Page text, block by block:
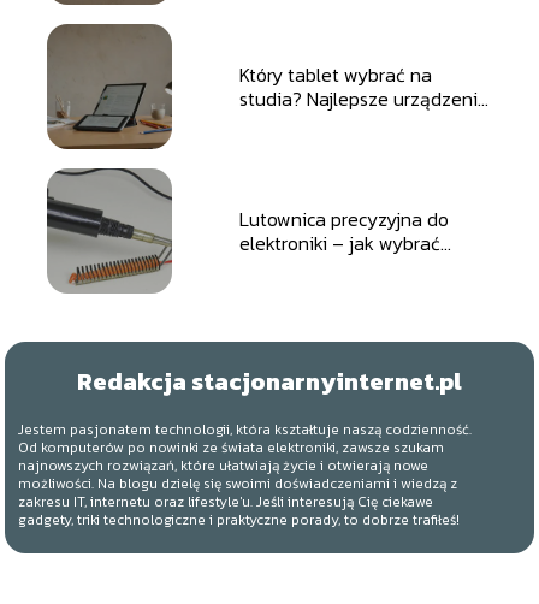
Który tablet wybrać na
studia? Najlepsze urządzenia
Lutownica precyzyjna do
elektroniki – jak wybrać
Redakcja stacjonarnyinternet.pl
Jestem pasjonatem technologii, która kształtuje naszą codzienność.
Od komputerów po nowinki ze świata elektroniki, zawsze szukam
najnowszych rozwiązań, które ułatwiają życie i otwierają nowe
możliwości. Na blogu dzielę się swoimi doświadczeniami i wiedzą z
zakresu IT, internetu oraz lifestyle'u. Jeśli interesują Cię ciekawe
gadgety, triki technologiczne i praktyczne porady, to dobrze trafiłeś!